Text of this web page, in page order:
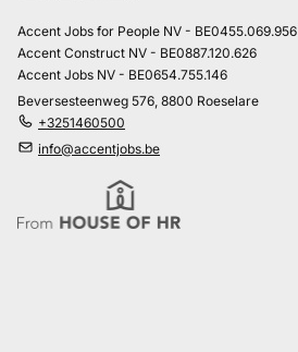
Accent Jobs for People NV - BE0455.069.956
Accent Construct NV - BE0887.120.626
Accent Jobs NV - BE0654.755.146
Beversesteenweg 576, 8800 Roeselare
+3251460500
info@accentjobs.be